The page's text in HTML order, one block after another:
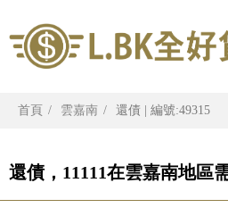
首頁 雲嘉南 還債 | 編號:49315
還債，11111在雲嘉南地區